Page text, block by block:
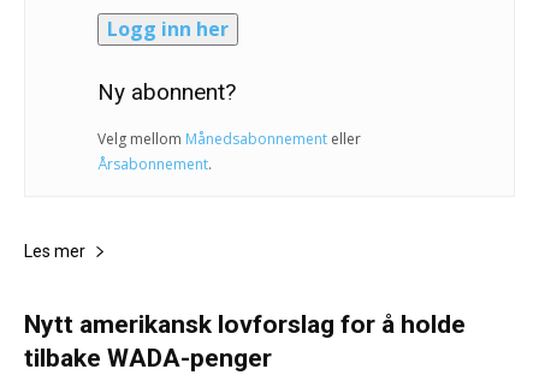
Logg inn her
Ny abonnent?
Velg mellom Månedsabonnement eller
Årsabonnement.
Les mer
Nytt amerikansk lovforslag for å holde
tilbake WADA-penger
Andreas Selliaas - 27. januar 2025